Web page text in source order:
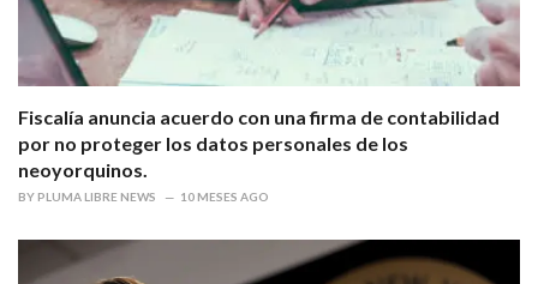
Fiscalía anuncia acuerdo con una firma de contabilidad
por no proteger los datos personales de los
neoyorquinos.
BY PLUMA LIBRE NEWS 10 MESES AGO